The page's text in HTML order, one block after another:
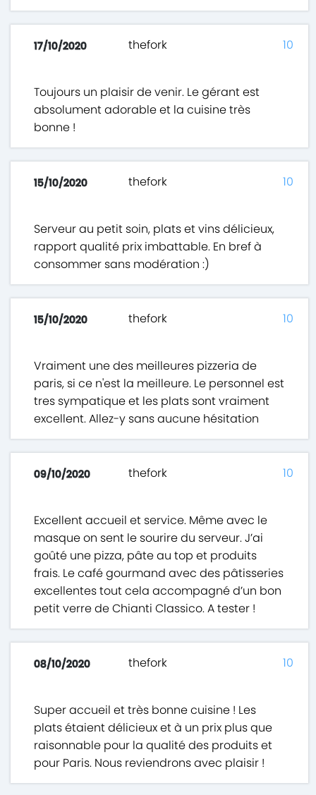
17/10/2020 thefork
Toujours un plaisir de venir. Le gérant est
absolument adorable et la cuisine très
bonne !
10
15/10/2020 thefork
Serveur au petit soin, plats et vins délicieux,
rapport qualité prix imbattable. En bref à
consommer sans modération :)
10
15/10/2020 thefork
Vraiment une des meilleures pizzeria de
paris, si ce n'est la meilleure. Le personnel est
tres sympatique et les plats sont vraiment
excellent. Allez-y sans aucune hésitation
10
09/10/2020 thefork
Excellent accueil et service. Même avec le
masque on sent le sourire du serveur. J’ai
goûté une pizza, pâte au top et produits
frais. Le café gourmand avec des pâtisseries
excellentes tout cela accompagné d’un bon
petit verre de Chianti Classico. A tester !
10
08/10/2020 thefork
Super accueil et très bonne cuisine ! Les
plats étaient délicieux et à un prix plus que
raisonnable pour la qualité des produits et
pour Paris. Nous reviendrons avec plaisir !
10